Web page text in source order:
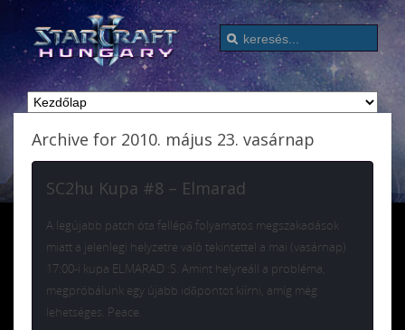
Archive for 2010. május 23. vasárnap
SC2hu Kupa #8 – Elmarad
A legújabb patch óta fellépő folyamatos megszakadások
miatt a jelenlegi helyzetre való tekintettel a mai (vasárnap)
17:00-i kupa ELMARAD :S. Amint helyreáll a probléma,
megpróbálunk egy újabb időpontot kiírni, amíg még
lehetséges. Peace.